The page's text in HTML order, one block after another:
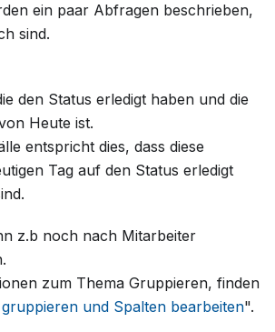
ein paar Abfragen beschrieben,
sind.
den Status erledigt haben und die
Heute ist.
entspricht dies, dass diese
Tag auf den Status erledigt
z.b noch nach Mitarbeiter
zum Thema Gruppieren, finden
gruppieren und Spalten bearbeiten".